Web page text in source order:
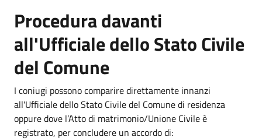
Procedura davanti
all'Ufficiale dello Stato Civile
del Comune
I coniugi possono comparire direttamente innanzi
all'Ufficiale dello Stato Civile del Comune di residenza
oppure dove l’Atto di matrimonio/Unione Civile è
registrato, per concludere un accordo di: